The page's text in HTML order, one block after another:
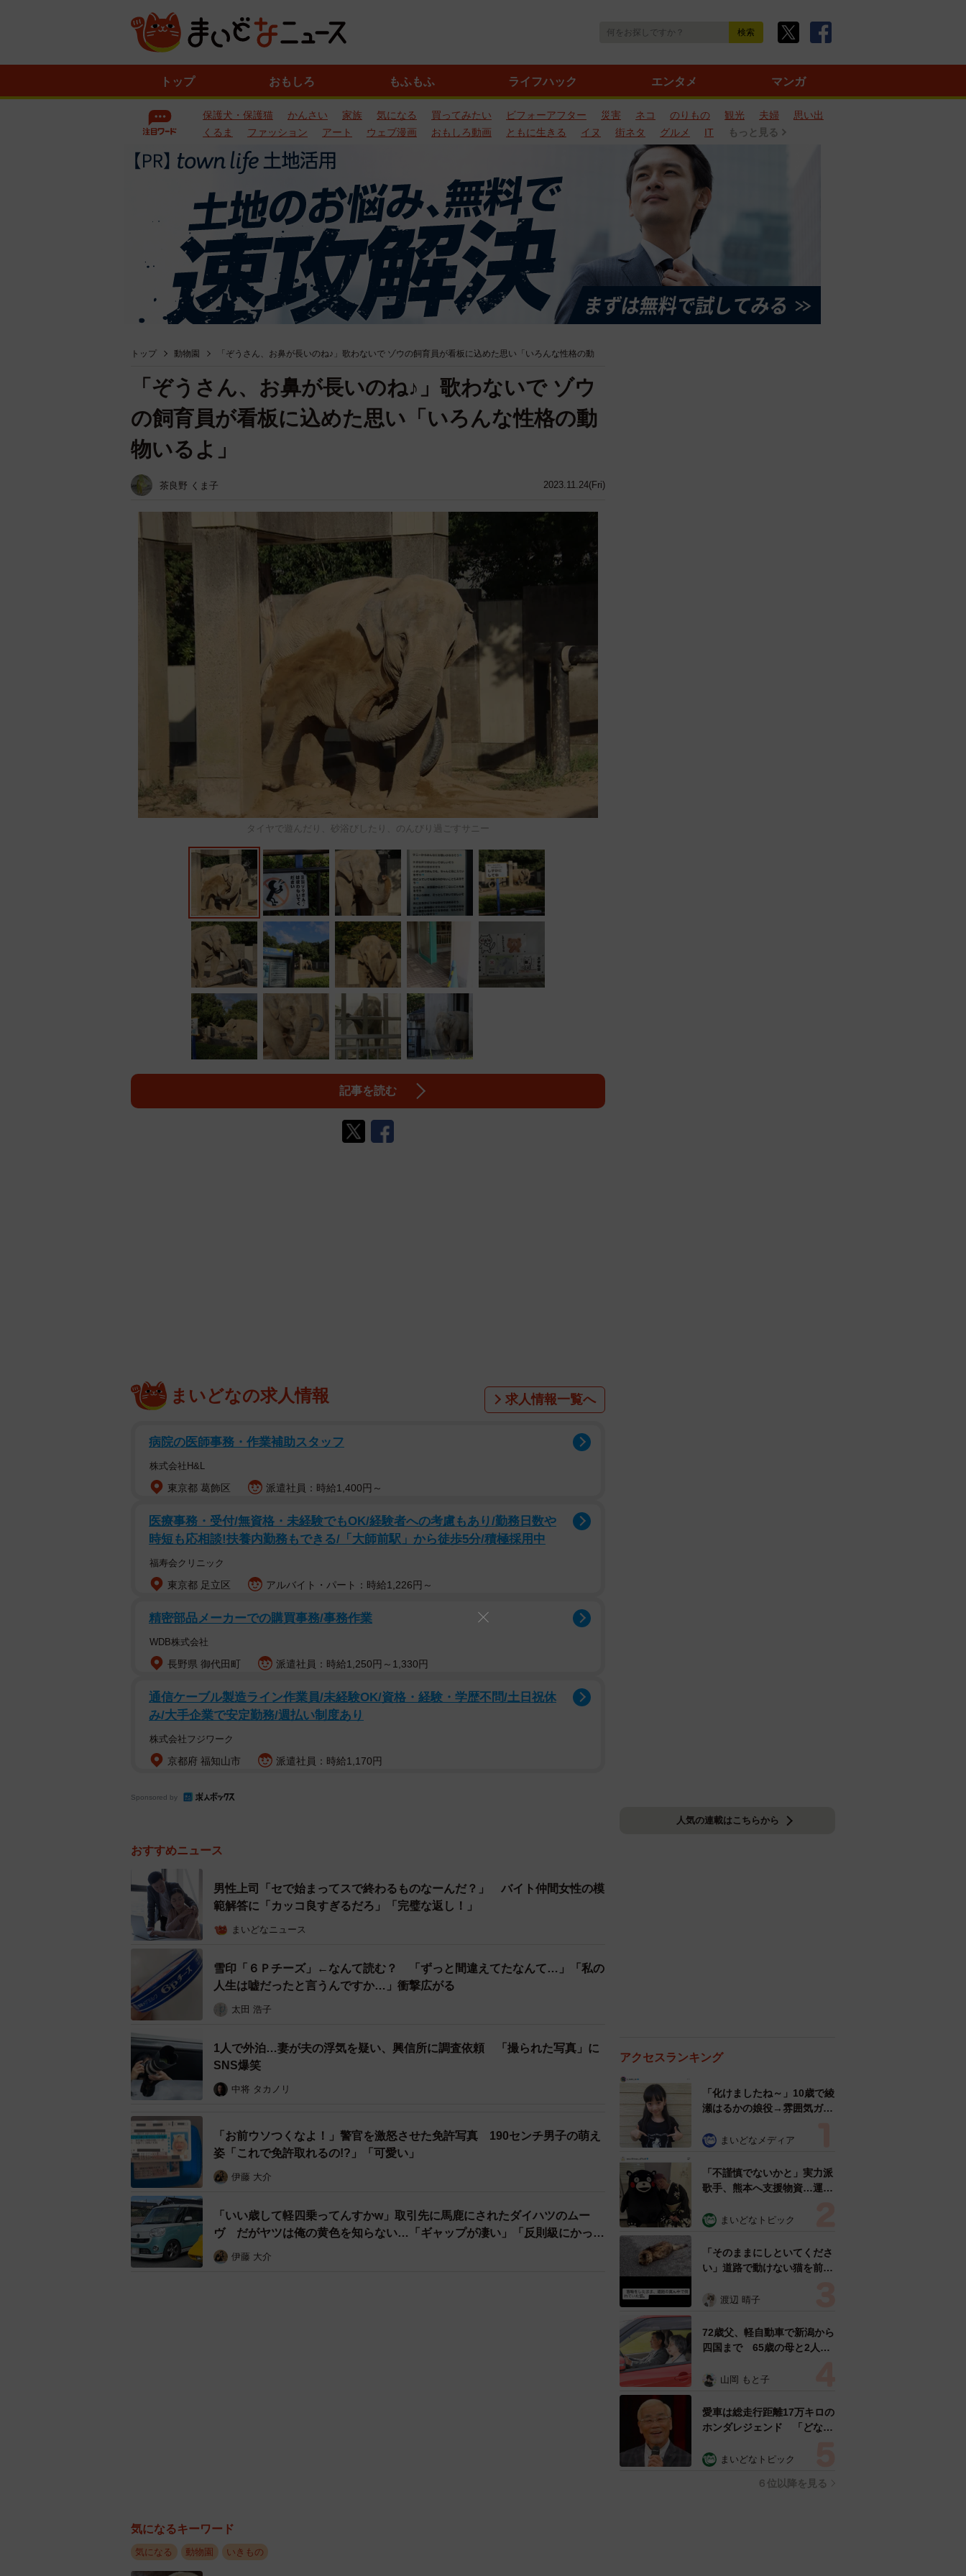
トップ おもしろ もふもふ ライフハック エンタメ マンガ
保護犬・保護猫 かんさい 家族 気になる 買ってみたい ビフォーアフター 災害 ネコ のりもの 観光 夫婦
思い出
くるま
ファッション アート ウェブ漫画 おもしろ動画 ともに生きる イヌ 街ネタ グルメ IT もっと見る
トップ 動物園 「ぞうさん、お鼻が長いのね♪」歌わないで ゾウの飼育員が看板に込めた思い「いろんな性格の動
2023.11.24(Fri)
「ぞうさん、お鼻が長いのね♪」歌わないで ゾウ
の飼育員が看板に込めた思い「いろんな性格の動
物いるよ」
茶良野 くま子
タイヤで遊んだり、砂浴びしたり、のんびり過ごすサニー
記事を読む
まいどなの求人情報 求人情報一覧へ
病院の医師事務・作業補助スタッフ
株式会社H&L
東京都 葛飾区 派遣社員：時給1,400円～
医療事務・受付/無資格・未経験でもOK/経験者への考慮もあり/勤務日数や
時短も応相談!扶養内勤務もできる/「大師前駅」から徒歩5分/積極採用中
福寿会クリニック
東京都 足立区 アルバイト・パート：時給1,226円～
精密部品メーカーでの購買事務/事務作業
WDB株式会社
長野県 御代田町 派遣社員：時給1,250円～1,330円
通信ケーブル製造ライン作業員/未経験OK/資格・経験・学歴不問/土日祝休
み/大手企業で安定勤務/週払い制度あり
株式会社フジワーク
京都府 福知山市 派遣社員：時給1,170円
Sponsored by
おすすめニュース
男性上司「セで始まってスで終わるものなーんだ？」 バイト仲間女性の模
範解答に「カッコ良すぎるだろ」「完璧な返し！」
まいどなニュース
雪印「６Ｐチーズ」←なんて読む？ 「ずっと間違えてたなんて…」「私の
人生は嘘だったと言うんですか…」衝撃広がる
太田 浩子
1人で外泊…妻が夫の浮気を疑い、興信所に調査依頼 「撮られた写真」に
SNS爆笑
中将 タカノリ
「お前ウソつくなよ！」警官を激怒させた免許写真 190センチ男子の萌え
姿「これで免許取れるの!?」「可愛い」
伊藤 大介
「いい歳して軽四乗ってんすかw」取引先に馬鹿にされたダイハツのムー
ヴ だがヤツは俺の黄色を知らない…「ギャップが凄い」「反則級にかっこ
いい」
伊藤 大介
気になるキーワード
気になる 動物園 いきもの
人気の連載はこちらから
アクセスランキング
「化けましたね～」10歳で綾
瀬はるかの娘役→雰囲気ガラ
雰囲気が」「宝塚に入れそ
まいどなメディア
「不謹慎でないかと」実力派
歌手、熊本へ支援物資…運搬
めらい 「痛いほど伝わる」
まいどなトピック
「そのままにしといてくださ
い」道路で動けない猫を前に
ようとした4日間 「命の重
表の訴え
渡辺 晴子
72歳父、軽自動車で新潟から
四国まで 65歳の母と2人で
憩まで分刻み… 「大学生で
山岡 もと子
愛車は総走行距離17万キロの
ホンダレジェンド 「どなた
所漫才師が譲渡の意向
まいどなトピック
６位以降を見る